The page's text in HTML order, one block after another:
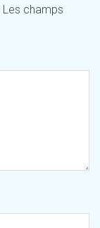
Les champs